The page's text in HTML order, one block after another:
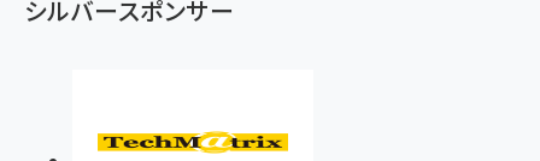
シルバースポンサー